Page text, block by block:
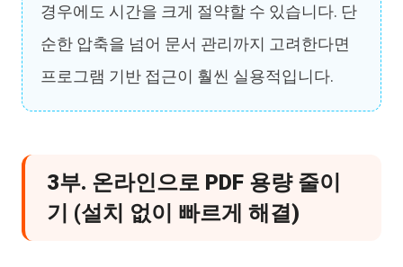
경우에도 시간을 크게 절약할 수 있습니다. 단
순한 압축을 넘어 문서 관리까지 고려한다면
프로그램 기반 접근이 훨씬 실용적입니다.
3부. 온라인으로 PDF 용량 줄이
기 (설치 없이 빠르게 해결)